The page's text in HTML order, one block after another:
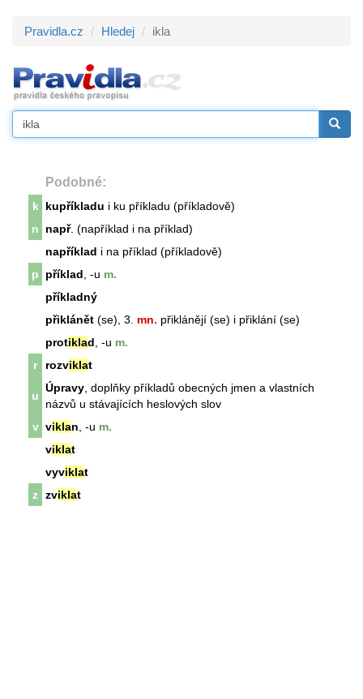
Pravidla.cz Hledej ikla
Podobné:
k kupříkladu i ku příkladu (příkladově)
n
např. (například i na příklad)
například i na příklad (příkladově)
p
příklad , -u m.
příkladný
přiklánět (se), 3. mn. přiklánějí (se) i přiklání (se)
protiklad , -u m.
r
rozviklat
u
Úpravy , doplňky příkladů obecných jmen a vlastních
názvů u stávajících heslových slov
v viklan , -u m.
viklat
vyviklat
z
zviklat